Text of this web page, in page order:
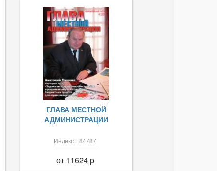
ГЛАВА МЕСТНОЙ
АДМИНИСТРАЦИИ
Индекс Е84787
от 11624 p